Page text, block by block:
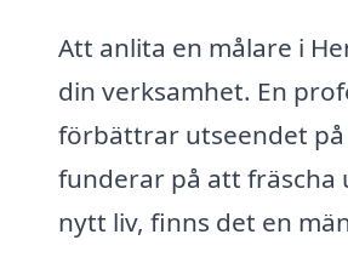
Att anlita en målare i
din verksamhet. En
förbättrar utseendet på
funderar på att fräscha
nytt liv, finns det en